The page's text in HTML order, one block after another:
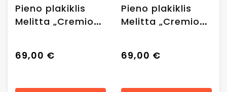
Pieno plakiklis
Melitta „Cremio
69,00 €
Pieno plakiklis
Melitta „Cremio
69,00 €